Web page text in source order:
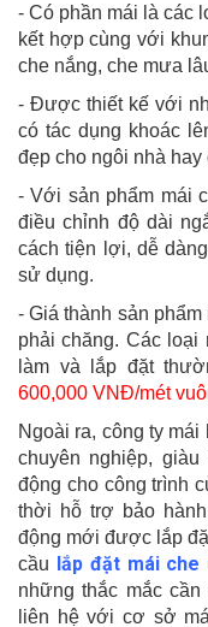
- Có phần mái là các
kết hợp cùng với
che nắng, che mưa
- Được thiết kế với
có tác dụng khoác
đẹp cho ngôi nhà
- Với sản phẩm mái
điều chỉnh độ dài
cách tiện lợi, dễ
sử dụng.
- Giá thành sản
phải chăng. Các
làm và lắp đặt
600,000 VNĐ/mét
Ngoài ra, công ty
chuyên nghiệp,
động cho công trình
thời hỗ trợ bảo
động mới được lắp
cầu lắp đặt mái che
những thắc mắc
liên hệ với cơ sở